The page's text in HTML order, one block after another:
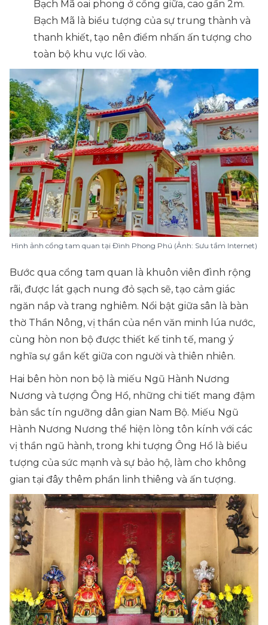
Bạch Mã oai phong ở cổng giữa, cao gần 2m.
Bạch Mã là biểu tượng của sự trung thành và
thanh khiết, tạo nên điểm nhấn ấn tượng cho
toàn bộ khu vực lối vào.
Hình ảnh cổng tam quan tại Đình Phong Phú (Ảnh: Sưu tầm Internet)
Bước qua cổng tam quan là khuôn viên đình rộng
rãi, được lát gạch nung đỏ sạch sẽ, tạo cảm giác
ngăn nắp và trang nghiêm. Nổi bật giữa sân là bàn
thờ Thần Nông, vị thần của nền văn minh lúa nước,
cùng hòn non bộ được thiết kế tinh tế, mang ý
nghĩa sự gắn kết giữa con người và thiên nhiên.
Hai bên hòn non bộ là miếu Ngũ Hành Nương
Nương và tượng Ông Hổ, những chi tiết mang đậm
bản sắc tín ngưỡng dân gian Nam Bộ. Miếu Ngũ
Hành Nương Nương thể hiện lòng tôn kính với các
vị thần ngũ hành, trong khi tượng Ông Hổ là biểu
tượng của sức mạnh và sự bảo hộ, làm cho không
gian tại đây thêm phần linh thiêng và ấn tượng.